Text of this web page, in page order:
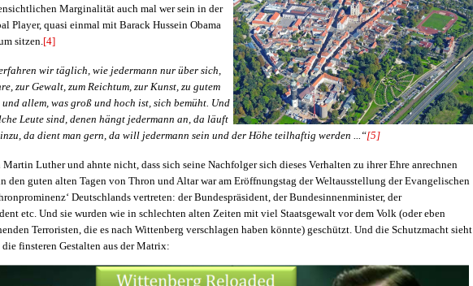
Marginalität auch mal wer sein in der
Player, quasi einmal mit Barack Hussein Obama
sitzen.[4]
wir täglich, wie jedermann nur über sich,
zur Gewalt, zum Reichtum, zur Kunst, zu gutem
und allem, was groß und hoch ist, sich bemüht. Und
Leute sind, denen hängt jedermann an, da läuft
da dient man gern, da will jedermann sein und der Höhe teilhaftig werden ...“[5]
Martin Luther und ahnte nicht, dass sich seine Nachfolger sich dieses Verhalten zu ihrer Ehre anrechnen
den guten alten Tagen von Thron und Altar war am Eröffnungstag der Weltausstellung der Evangelischen
Deutschlands vertreten: der Bundespräsident, der Bundesinnenminister, der
etc. Und sie wurden wie in schlechten alten Zeiten mit viel Staatsgewalt vor dem Volk (oder eben
Terroristen, die es nach Wittenberg verschlagen haben könnte) geschützt. Und die Schutzmacht sieht
die finsteren Gestalten aus der Matrix: